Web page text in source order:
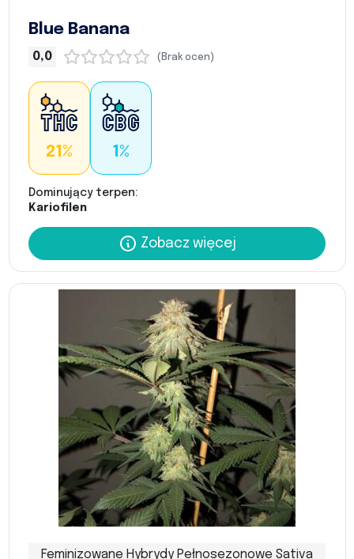
Blue Banana
0,0 (Brak ocen)
21% 1%
Dominujący terpen:
Kariofilen
Zobacz więcej
Feminizowane Hybrydy Pełnosezonowe Sativa